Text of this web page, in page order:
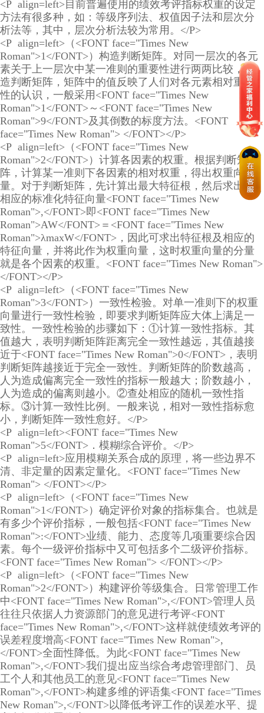
<P align=left>目前普遍使用的绩效考评指标权重的设定
方法有很多种，如：等级序列法、权值因子法和层次分
析法等，其中，层次分析法较为常用。</P>
<P align=left>（<FONT face="Times New
Roman">1</FONT>）构造判断矩阵。对同一层次的各元
素关于上一层次中某一准则的重要性进行两两比较，构
造判断矩阵，矩阵中的值反映了人们对各元素相对重要
性的认识，一般采用<FONT face="Times New
Roman">1</FONT>～<FONT face="Times New
Roman">9</FONT>及其倒数的标度方法。<FONT
face="Times New Roman"> </FONT></P>
<P align=left>（<FONT face="Times New
Roman">2</FONT>）计算各因素的权重。根据判断矩
阵，计算某一准则下各因素的相对权重，得出权重向
量。对于判断矩阵，先计算出最大特征根，然后求出其
相应的标准化特征向量<FONT face="Times New
Roman">,</FONT>即<FONT face="Times New
Roman">AW</FONT>＝<FONT face="Times New
Roman">λmaxW</FONT>，因此可求出特征根及相应的
特征向量，并将此作为权重向量，这时权重向量的分量
就是各个因素的权重。<FONT face="Times New Roman">
</FONT></P>
<P align=left>（<FONT face="Times New
Roman">3</FONT>）一致性检验。对单一准则下的权重
向量进行一致性检验，即要求判断矩阵应大体上满足一
致性。一致性检验的步骤如下：①计算一致性指标。其
值越大，表明判断矩阵距离完全一致性越远，其值越接
近于<FONT face="Times New Roman">0</FONT>，表明
判断矩阵越接近于完全一致性。判断矩阵的阶数越高，
人为造成偏离完全一致性的指标一般越大；阶数越小，
人为造成的偏离则越小。②查处相应的随机一致性指
标。③计算一致性比例。一般来说，相对一致性指标愈
小，判断矩阵一致性愈好。</P>
<P align=left><FONT face="Times New
Roman">5</FONT>．模糊综合评价。</P>
<P align=left>应用模糊关系合成的原理，将一些边界不
清、非定量的因素定量化。<FONT face="Times New
Roman"> </FONT></P>
<P align=left>（<FONT face="Times New
Roman">1</FONT>）确定评价对象的指标集合。也就是
有多少个评价指标，一般包括<FONT face="Times New
Roman">:</FONT>业绩、能力、态度等几项重要综合因
素。每个一级评价指标中又可包括多个二级评价指标。
<FONT face="Times New Roman"> </FONT></P>
<P align=left>（<FONT face="Times New
Roman">2</FONT>）构建评价等级集合。日常管理工作
中<FONT face="Times New Roman">,</FONT>管理人员
往往只依据人力资源部门的意见进行考评<FONT
face="Times New Roman">,</FONT>这样就使绩效考评的
误差程度增高<FONT face="Times New Roman">,
</FONT>全面性降低。为此<FONT face="Times New
Roman">,</FONT>我们提出应当综合考虑管理部门、员
工个人和其他员工的意见<FONT face="Times New
Roman">,</FONT>构建多维的评语集<FONT face="Times
New Roman">,</FONT>以降低考评工作的误差水平、提